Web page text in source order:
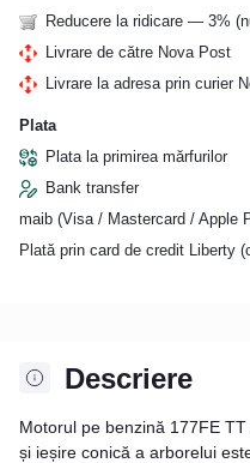
Reducere la ridicare — 3%
Livrare de către Nova Post
Livrare la adresa prin curier
Plata
Plata la primirea mărfurilor
Bank transfer
maib (Visa / Mastercard / Apple
Plată prin card de credit Liberty
Descriere
Motorul pe benzină 177FE
și ieșire conică a arborelui